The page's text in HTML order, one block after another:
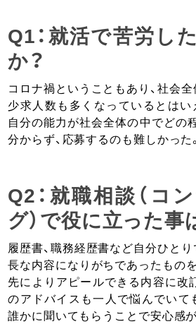
Q1：就活で苦労し
か？
コロナ禍ということもあり、社会
少求人数も多くなっているとはい
自分の能力が社会全体の中でどの
分からず、応募するのも難しかった。
Q2：就職相談（コ
グ）で役に立った事
履歴書、職務経歴書など自分ひと
長な内容になりがちであったもの
先によりアピールできる内容に改
のアドバイスも一人で悩んでいて
誰かに聞いてもらうことで安心感